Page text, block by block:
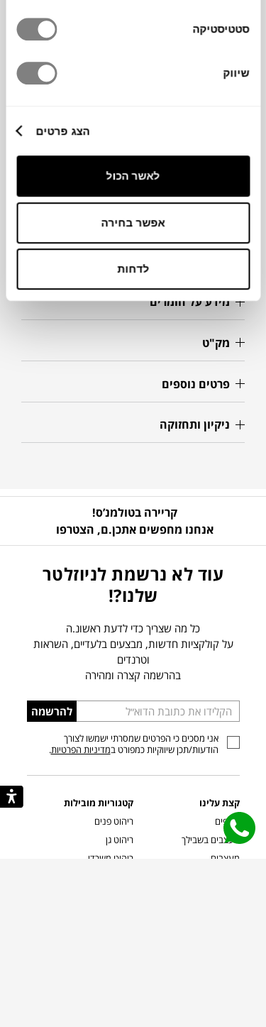
סטטיסטיקה
שיווק
הצג פרטים
לאשר הכול
אפשר בחירה
לדחות
הכסא, הערסל או הספה ולשמש כמקום
המשקה. הצבעים המיוחדים והעיצוב יקפיצו את
סביבת החוץ או הפנים שלכם.
Ø80X33H
מידע על חומרים
מק"ט
פרטים נוספים
ניקיון ותחזוקה
קריירה בטולמנ’ס!
אנחנו מחפשים אתכן.ם, הצטרפו
עוד לא נרשמת לניוזלטר
שלנו?!
כל מה שצריך כדי לדעת ראשונ.ה
על קולקציות חדשות, מבצעים בלעדיים, השראות
וטרנדים
בהרשמה קצרה ומהירה
הכניסו
כתובת
דוא”ל
להרשמה
אני מסכים כי הפרטים שמסרתי ישמשו לצורך
הודעות/תכן שיווקיות כמפורט במדיניות הפרטיות.
קצת עלינו
סניפים
מעצבים בשבילך
מעצבים
קטגוריות מובילות
ריהוט פנים
ריהוט גן
ריהוט משרדי